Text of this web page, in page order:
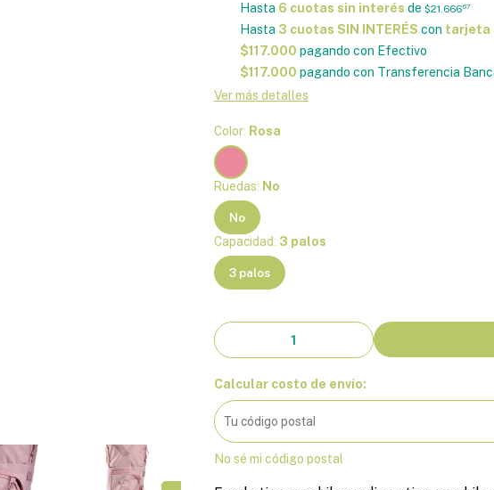
Hasta 6 cuotas sin interés de $21.66667
Hasta 3 cuotas SIN INTERÉS con tarjeta
$117.000 pagando con Efectivo
$117.000 pagando con Transferencia
Ver más detalles
Color: Rosa
Ruedas: No
No
Capacidad: 3 palos
3 palos
Calcular costo de envío:
No sé mi código postal